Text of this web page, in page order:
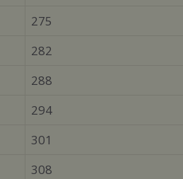
275
282
288
294
301
308